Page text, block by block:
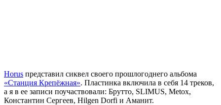
Horus представил сиквел своего прошлогоднего альбома
«Станция Крепёжная». Пластинка включила в себя 14 треков,
а я в ее записи поучаствовали: Брутто, SLIMUS, Metox,
Константин Сергеев, Hilgen Dorfi и Аманит.